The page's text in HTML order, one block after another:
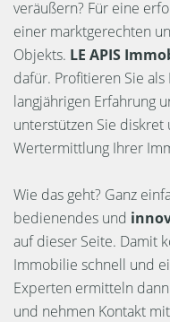
veräußern? Für eine
einer marktgerechten
Objekts. LE APIS
dafür. Profitieren Sie
langjährigen Erfahrung
unterstützen Sie
Wertermittlung Ihrer
Wie das geht? Ganz
bedienendes und
auf dieser Seite. Damit
Immobilie schnell und
Experten ermitteln
und nehmen Kontakt